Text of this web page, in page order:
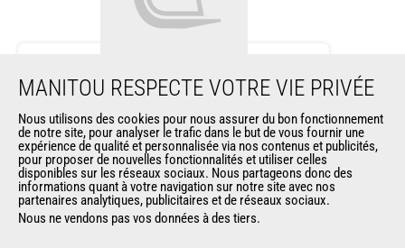
Godet pour matériaux légers
Godets
Largeur 2430 mm
Capacité en dôme
MANITOU RESPECTE VOTRE VIE PRIVÉE
Nous utilisons des cookies pour nous assurer du bon fonctionnement
de notre site, pour analyser le trafic dans le but de vous fournir une
expérience de qualité et personnalisée via nos contenus et publicités,
pour proposer de nouvelles fonctionnalités et utiliser celles
disponibles sur les réseaux sociaux. Nous partageons donc des
informations quant à votre navigation sur notre site avec nos
partenaires analytiques, publicitaires et de réseaux sociaux.
Nous ne vendons pas vos données à des tiers.